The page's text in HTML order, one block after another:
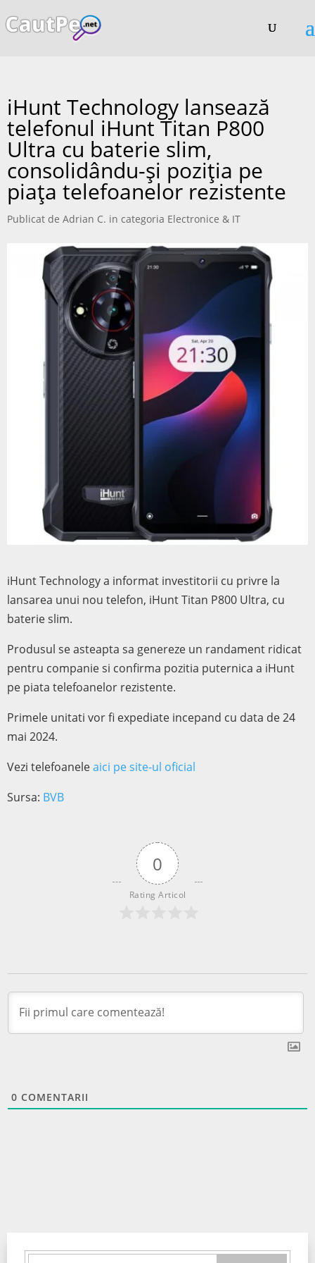
iHunt Technology lansează
telefonul iHunt Titan P800
Ultra cu baterie slim,
consolidându-și poziția pe
piața telefoanelor rezistente
Publicat de Adrian C. in categoria Electronice & IT
iHunt Technology a informat investitorii cu privre la
lansarea unui nou telefon, iHunt Titan P800 Ultra, cu
baterie slim.
Produsul se asteapta sa genereze un randament ridicat
pentru companie si confirma pozitia puternica a iHunt
pe piata telefoanelor rezistente.
Primele unitati vor fi expediate incepand cu data de 24
mai 2024.
Vezi telefoaneleaici pe site-ul oficial
Sursa: BVB
0
Rating Articol
0 COMENTARII